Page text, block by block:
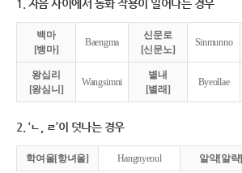
1. 자음 사이에서 동화 작용이 일어나는 경우
백마
[뱅마]
Baengma
신문로
[신문노]
Sinmunno
왕십리
[왕심니]
Wangsimni
별내
[별래]
Byeollae
2. ‘ㄴ, ㄹ’이 덧나는 경우
학여울[항녀울] Hangnyeoul 알약[알략]